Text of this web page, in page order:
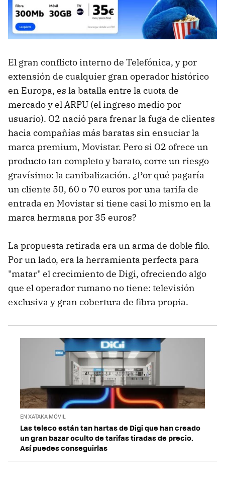
El gran conflicto interno de Telefónica, y por
extensión de cualquier gran operador histórico
en Europa, es la batalla entre la cuota de
mercado y el ARPU (el ingreso medio por
usuario). O2 nació para frenar la fuga de clientes
hacia compañías más baratas sin ensuciar la
marca premium, Movistar. Pero si O2 ofrece un
producto tan completo y barato, corre un riesgo
gravísimo: la canibalización. ¿Por qué pagaría
un cliente 50, 60 o 70 euros por una tarifa de
entrada en Movistar si tiene casi lo mismo en la
marca hermana por 35 euros?
La propuesta retirada era un arma de doble filo.
Por un lado, era la herramienta perfecta para
"matar" el crecimiento de Digi, ofreciendo algo
que el operador rumano no tiene: televisión
exclusiva y gran cobertura de fibra propia.
EN XATAKA MÓVIL
Las teleco están tan hartas de Digi que han creado
un gran bazar oculto de tarifas tiradas de precio.
Así puedes conseguirlas